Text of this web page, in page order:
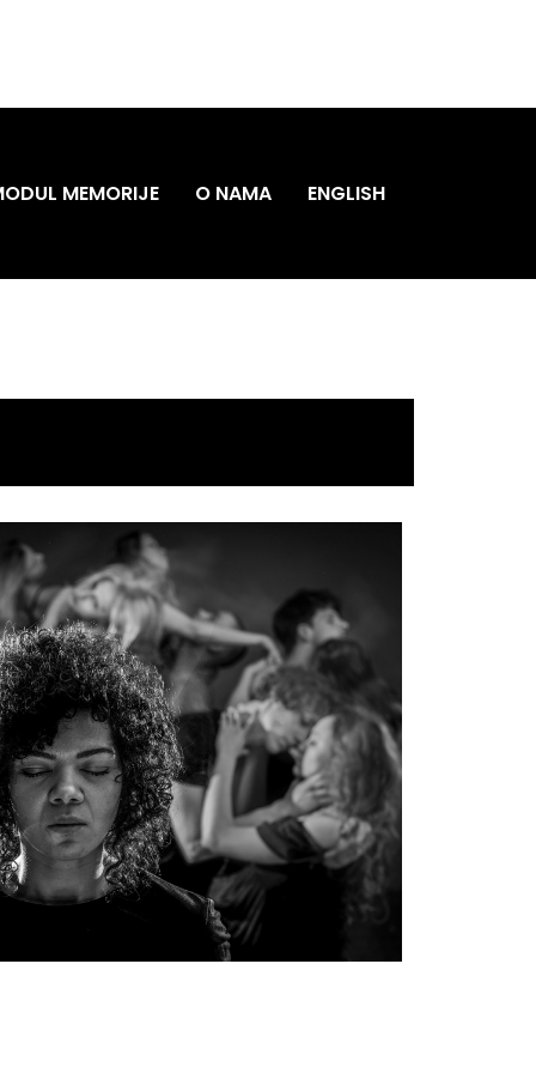
MEMORIJE O NAMA ENGLISH